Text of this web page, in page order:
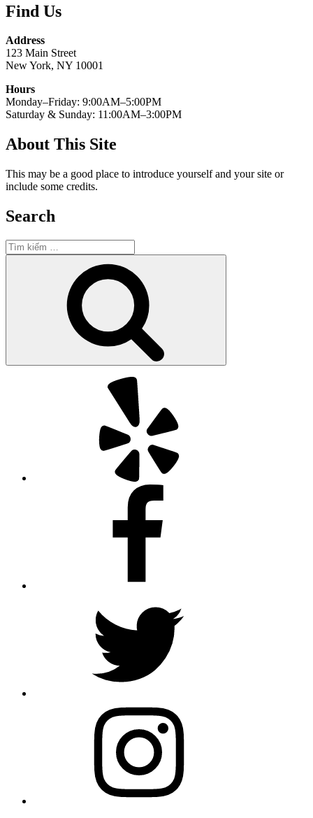
Find Us
Address
123 Main Street
New York, NY 10001
Hours
Monday–Friday: 9:00AM–5:00PM
Saturday & Sunday: 11:00AM–3:00PM
About This Site
This may be a good place to introduce yourself and your site or
include some credits.
Search
Tìm
kiếm: